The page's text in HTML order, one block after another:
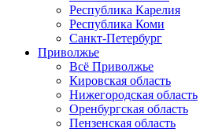
Республика Карелия
Республика Коми
Санкт-Петербург
Приволжье
Всё Приволжье
Кировская область
Нижегородская область
Оренбургская область
Пензенская область